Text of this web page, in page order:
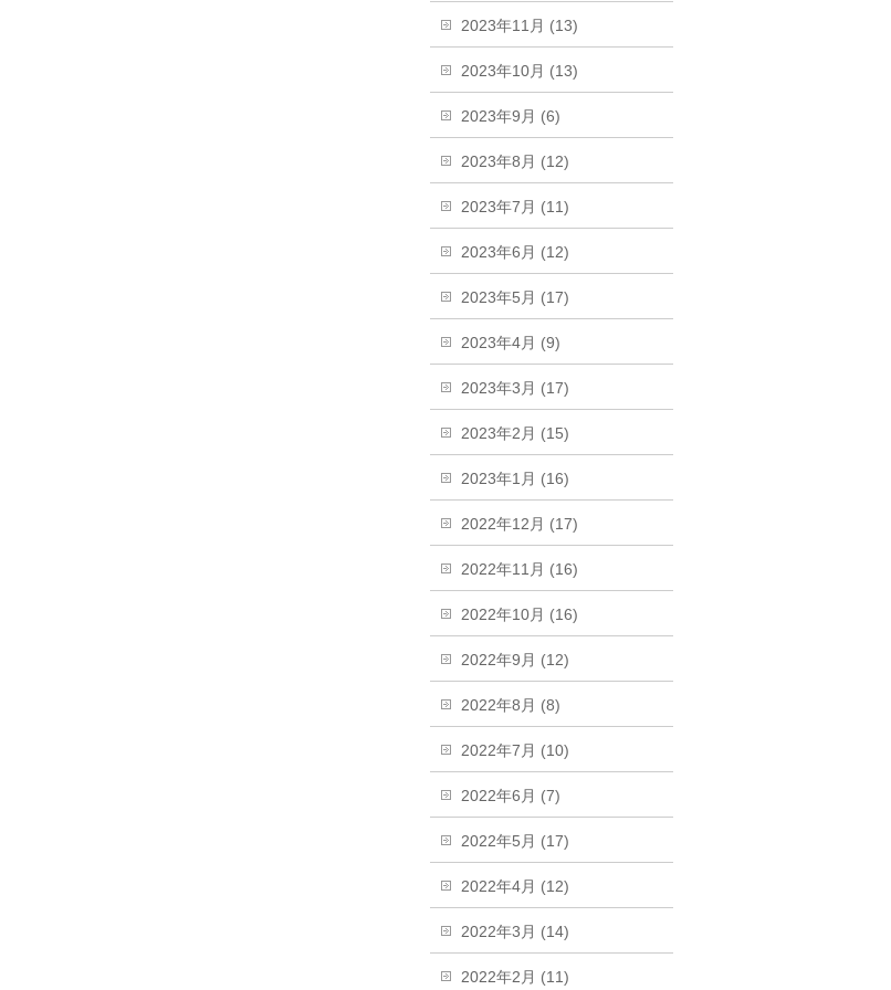
2023年11月 (13)
2023年10月 (13)
2023年9月 (6)
2023年8月 (12)
2023年7月 (11)
2023年6月 (12)
2023年5月 (17)
2023年4月 (9)
2023年3月 (17)
2023年2月 (15)
2023年1月 (16)
2022年12月 (17)
2022年11月 (16)
2022年10月 (16)
2022年9月 (12)
2022年8月 (8)
2022年7月 (10)
2022年6月 (7)
2022年5月 (17)
2022年4月 (12)
2022年3月 (14)
2022年2月 (11)